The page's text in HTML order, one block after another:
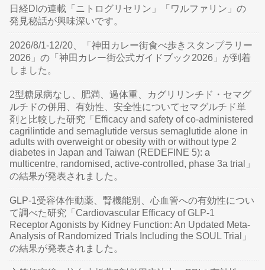
日経DIの連載「ニトログリセリン」「ワルファリン」の
発見秘話が興味深いです。
2026/8/1-12/20、「神田カレー街食べ歩きスタンプラリー
2026」の「神田カレー街公式ガイドブック2026」が到着
しました。
2型糖尿病なし、肥満、過体重、カグリリンチド・セマグ
ルチドの併用、有効性、安全性についてセマグルチド単
剤と比較した研究「Efficacy and safety of co-administered
cagrilintide and semaglutide versus semaglutide alone in
adults with overweight or obesity with or without type 2
diabetes in Japan and Taiwan (REDEFINE 5): a
multicentre, randomised, active-controlled, phase 3a trial」
の結果が発表されました。
GLP-1受容体作動薬、腎機能別、心血管への有効性につい
て調べた研究「Cardiovascular Efficacy of GLP-1
Receptor Agonists by Kidney Function: An Updated Meta-
Analysis of Randomized Trials Including the SOUL Trial」
の結果が発表されました。